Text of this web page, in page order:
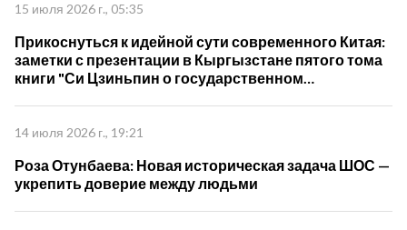
15 июля 2026 г., 05:35
Прикоснуться к идейной сути современного Китая:
заметки с презентации в Кыргызстане пятого тома
книги "Си Цзиньпин о государственном
14 июля 2026 г., 19:21
Роза Отунбаева: Новая историческая задача ШОС —
укрепить доверие между людьми